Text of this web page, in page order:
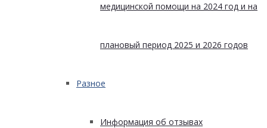
медицинской помощи на 2024 год и на
плановый период 2025 и 2026 годов
Разное
Информация об отзывах